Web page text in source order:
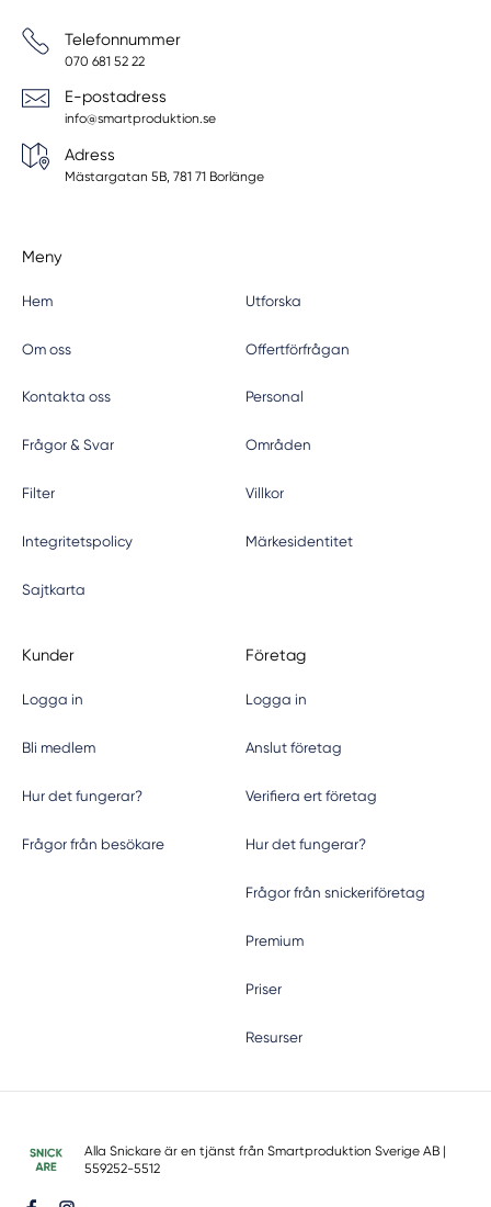
Telefonnummer
070 681 52 22
E-postadress
info@smartproduktion.se
Adress
Mästargatan 5B, 781 71 Borlänge
Meny
Hem Utforska
Om oss Offertförfrågan
Kontakta oss Personal
Frågor & Svar Områden
Filter Villkor
Integritetspolicy Märkesidentitet
Sajtkarta
Kunder
Logga in
Bli medlem
Hur det fungerar?
Frågor från besökare
Företag
Logga in
Anslut företag
Verifiera ert företag
Hur det fungerar?
Frågor från snickeriföretag
Premium
Priser
Resurser
Alla Snickare är en tjänst frånSmartproduktion Sverige AB |
559252-5512